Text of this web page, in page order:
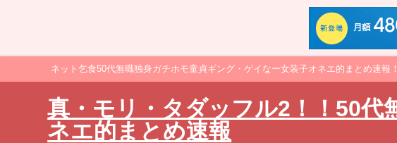
ネット乞食50代無職独身ガチホモ童貞ギング・ゲイなー女装子オネエ的まとめ速
真・モリ・タダッフル2！！50代
ネエ的まとめ速報